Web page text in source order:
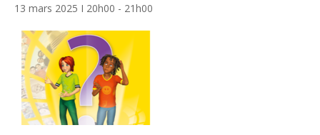
13 mars 2025 I 20h00 - 21h00